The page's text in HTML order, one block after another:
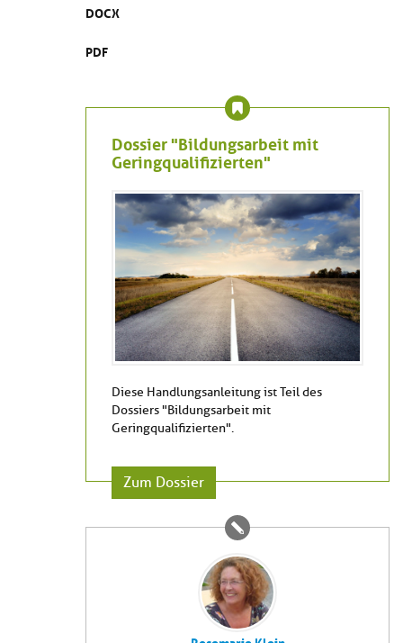
DOCX
PDF
Dossier "Bildungsarbeit mit
Geringqualifizierten"
Diese Handlungsanleitung ist Teil des
Dossiers "Bildungsarbeit mit
Geringqualifizierten".
Zum Dossier